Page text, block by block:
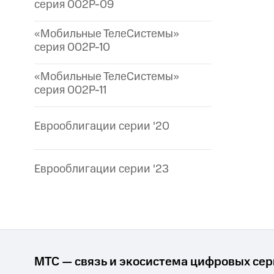
серия 002P-09
«Мобильные ТелеСистемы»
серия 002P-10
«Мобильные ТелеСистемы»
серия 002P-11
Еврооблигации серии '20
Еврооблигации серии '23
МТС — связь и экосистема цифровых